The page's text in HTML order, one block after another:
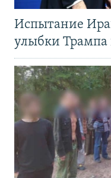
Испытание
улыбки